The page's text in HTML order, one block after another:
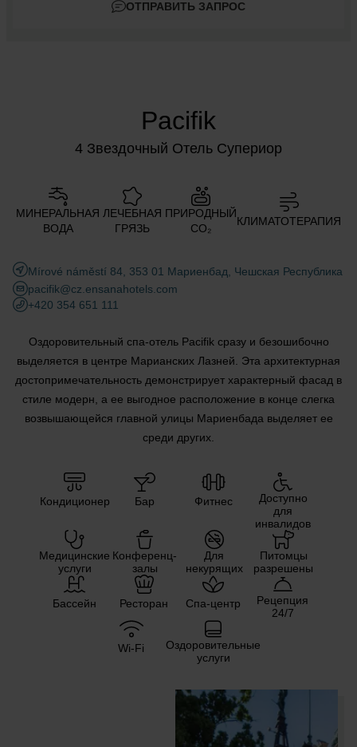
Добавить комнату ОТПРАВИТЬ ЗАПРОС
Pacifik
4 Звездочный Отель Супериор
МИНЕРАЛЬНАЯ
ВОДА
ЛЕЧЕБНАЯ
ГРЯЗЬ
ПРИРОДНЫЙ
CO₂
КЛИМАТОТЕРАПИЯ
Mírové náměstí 84, 353 01 Мариенбад, Чешская Республика
pacifik@cz.ensanahotels.com
+420 354 651 111
Оздоровительный спа-отель Pacifik сразу и безошибочно
выделяется в центре Марианских Лазней. Эта архитектурная
достопримечательность демонстрирует характерный фасад в
стиле модерн, а ее выгодное расположение в конце слегка
возвышающейся главной улицы Мариенбада выделяет ее
среди других.
Кондиционер Бар Фитнес
Доступно
для
инвалидов
Медицинские
услуги
Конференц-
залы
Для
некурящих
Питомцы
разрешены
Бассейн Ресторан Спа-центр
Pецепция
24/7
Wi-Fi
Оздоровительные
услуги